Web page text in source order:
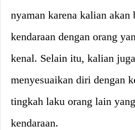
nyaman karena kalian akan
kendaraan dengan orang
kenal. Selain itu, kalian
menyesuaikan diri dengan
tingkah laku orang lain
kendaraan.